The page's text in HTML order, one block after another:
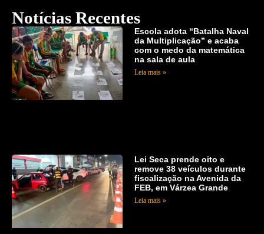
Notícias Recentes
Escola adota “Batalha Naval
da Multiplicação” e acaba
com o medo da matemática
na sala de aula
Leia mais »
Lei Seca prende oito e
remove 38 veículos durante
fiscalização na Avenida da
FEB, em Várzea Grande
Leia mais »